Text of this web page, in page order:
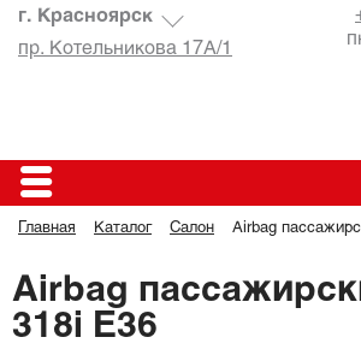
г. Красноярск
пр. Котельникова 17А/1
Главная Каталог Салон Airbag
Airbag
318i E36